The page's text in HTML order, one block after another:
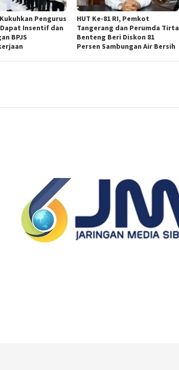
Pengurus
Dapat Insentif dan
BPJS
HUT Ke-81 RI, Pemkot
Tangerang dan Perumda Tirta
Benteng Beri Diskon 81
Persen Sambungan Air Bersih